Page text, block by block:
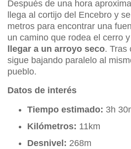
Después de una hora
llega al cortijo del Encebro y
metros para encontrar una
un camino que rodea el cerro y
llegar a un arroyo seco. Tras
sigue bajando paralelo al
pueblo.
Datos de interés
Tiempo estimado: 3h
Kilómetros: 11km
Desnivel: 268m